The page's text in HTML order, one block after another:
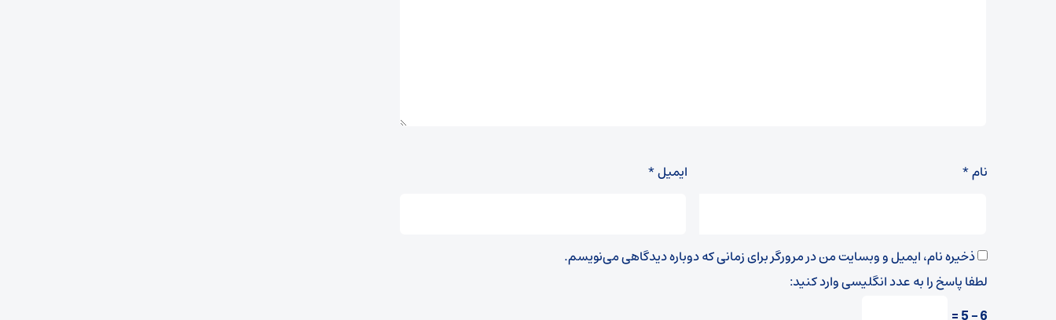
نام* ایمیل*
ذخیره نام، ایمیل و وبسایت من در مرورگر برای زمانی که دوباره دیدگاهی می‌نویسم.
لطفا پاسخ را به عدد انگلیسی وارد کنید: